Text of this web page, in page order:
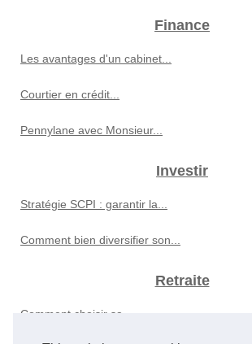
Finance
Les avantages d'un cabinet...
Courtier en crédit...
Pennylane avec Monsieur...
Investir
Stratégie SCPI : garantir la...
Comment bien diversifier son...
Retraite
Comment choisir sa...